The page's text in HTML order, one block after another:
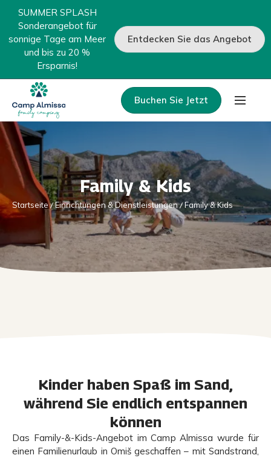
SUMMER SPLASH
Sonderangebot für
sonnige Tage am Meer
und bis zu 20 %
Ersparnis!
Entdecken Sie das Angebot
Buchen Sie Jetzt
Family & Kids
Startseite Einrichtungen & Dienstleistungen Family & Kids
Kinder haben Spaß im Sand,
während Sie endlich entspannen
können
Das Family-&-Kids-Angebot im Camp Almissa wurde für
einen Familienurlaub in Omiš geschaffen – mit Sandstrand,